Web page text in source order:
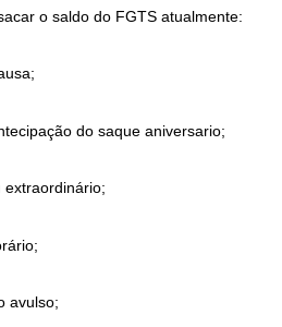
o saldo do FGTS atualmente:
do saque aniversario;